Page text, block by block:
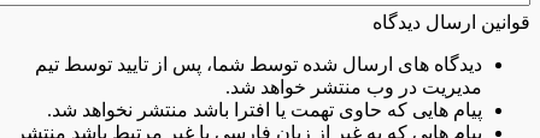
قوانین ارسال دیدگاه
دیدگاه های ارسال شده توسط شما، پس از تایید توسط تیم
مدیریت در وب منتشر خواهد شد.
پیام هایی که حاوی تهمت یا افترا باشد منتشر نخواهد شد.
پیام هایی که به غیر از زبان فارسی یا غیر مرتبط باشد منتشر